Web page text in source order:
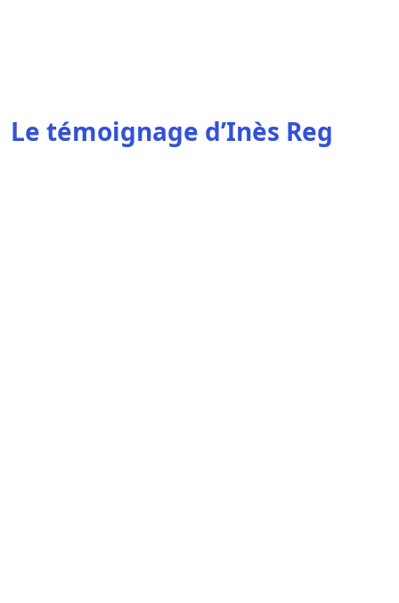
Le témoignage d’Inès Reg